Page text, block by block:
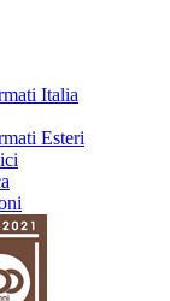
Italia
Esteri